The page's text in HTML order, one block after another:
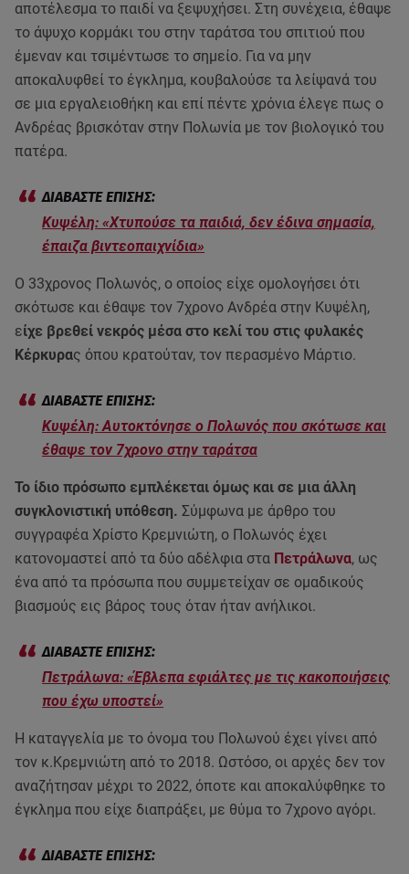
αποτέλεσμα το παιδί να ξεψυχήσει. Στη συνέχεια, έθαψε
το άψυχο κορμάκι του στην ταράτσα του σπιτιού που
έμεναν και τσιμέντωσε το σημείο. Για να μην
αποκαλυφθεί το έγκλημα, κουβαλούσε τα λείψανά του
σε μια εργαλειοθήκη και επί πέντε χρόνια έλεγε πως ο
Ανδρέας βρισκόταν στην Πολωνία με τον βιολογικό του
πατέρα.
Κυψέλη: «Χτυπούσε τα παιδιά, δεν έδινα σημασία,
έπαιζα βιντεοπαιχνίδια»
Ο 33χρονος Πολωνός, ο οποίος είχε ομολογήσει ότι
σκότωσε και έθαψε τον 7χρονο Ανδρέα στην Κυψέλη,
είχε βρεθεί νεκρός μέσα στο κελί του στις φυλακές
Κέρκυρας όπου κρατούταν, τον περασμένο Μάρτιο.
Κυψέλη: Αυτοκτόνησε ο Πολωνός που σκότωσε και
έθαψε τον 7χρονο στην ταράτσα
Το ίδιο πρόσωπο εμπλέκεται όμως και σε μια άλλη
συγκλονιστική υπόθεση. Σύμφωνα με άρθρο του
συγγραφέα Χρίστο Κρεμνιώτη, ο Πολωνός έχει
κατονομαστεί από τα δύο αδέλφια στα Πετράλωνα, ως
ένα από τα πρόσωπα που συμμετείχαν σε ομαδικούς
βιασμούς εις βάρος τους όταν ήταν ανήλικοι.
Πετράλωνα: «Έβλεπα εφιάλτες με τις κακοποιήσεις
που έχω υποστεί»
Η καταγγελία με το όνομα του Πολωνού έχει γίνει από
τον κ.Κρεμνιώτη από το 2018. Ωστόσο, οι αρχές δεν τον
αναζήτησαν μέχρι το 2022, όποτε και αποκαλύφθηκε το
έγκλημα που είχε διαπράξει, με θύμα το 7χρονο αγόρι.